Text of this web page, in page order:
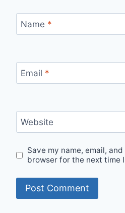
Name *
Email *
Website
Save my name, email,
browser for the next time